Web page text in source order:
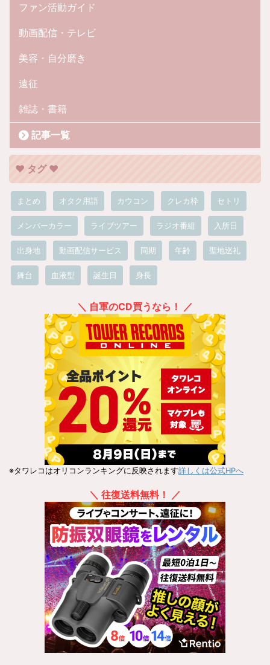
ファン活動ガイド
動画配信・テレビ
美容・自分磨き
遠征
雑誌・書籍
記事一覧
❤︎ タグ ❤︎
まとめ オタク用語 カウコン クレカ枠 セトリ
メンバーカラー ライブツアー ラジオ番組 入所日
出身地 動画配信サービス 同期 年齢 聖地巡礼
舞台 血液型 誕生日 身長
＼ 自軍のCD買うなら！ ／
※タワレコはオリコンランキングに反映されます詳しくは公式HPへ
＼ 往復送料無料！ ／